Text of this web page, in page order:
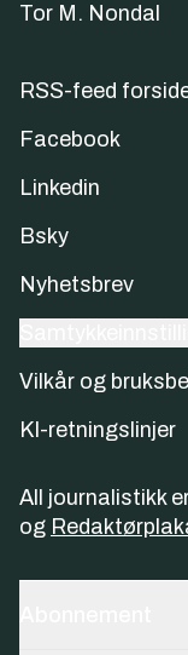
Tor M. Nondal
RSS-feed
Facebook
Linkedin
Bsky
Nyhetsbrev
Vilkår og
KI-retningslinjer
All journalistikk
og